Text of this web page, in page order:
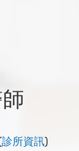
診所資訊)